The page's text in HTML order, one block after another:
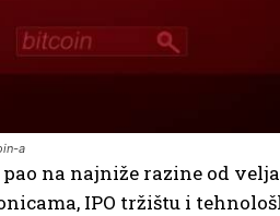
a
na najniže razine od
IPO tržištu i